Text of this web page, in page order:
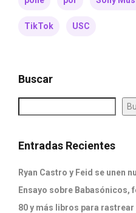
TikTok USC
Buscar
Entradas Recientes
Ryan Castro y Feid se unen
Ensayo sobre
80 y más libros para rastrear